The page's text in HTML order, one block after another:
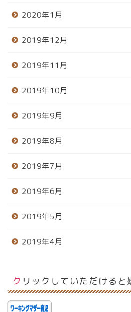
2020年1月
2019年12月
2019年11月
2019年10月
2019年9月
2019年8月
2019年7月
2019年6月
2019年5月
2019年4月
クリックしていただける